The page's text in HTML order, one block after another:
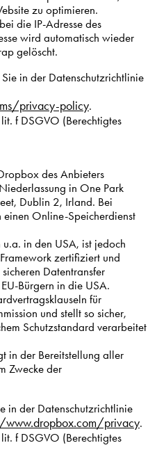
zu optimieren.
die IP-Adresse des
wird automatisch wieder
gelöscht.
in der Datenschutzrichtlinie
privacy-policy.
f DSGVO (Berechtigtes
des Anbieters
in One Park
Dublin 2, Irland. Bei
Online-Speicherdienst
in den USA, ist jedoch
zertifiziert und
Datentransfer
Bürgern in die USA.
für
und stellt so sicher,
Schutzstandard verarbeitet
in der Bereitstellung aller
Zwecke der
in der Datenschutzrichtlinie
privacy.
f DSGVO (Berechtigtes